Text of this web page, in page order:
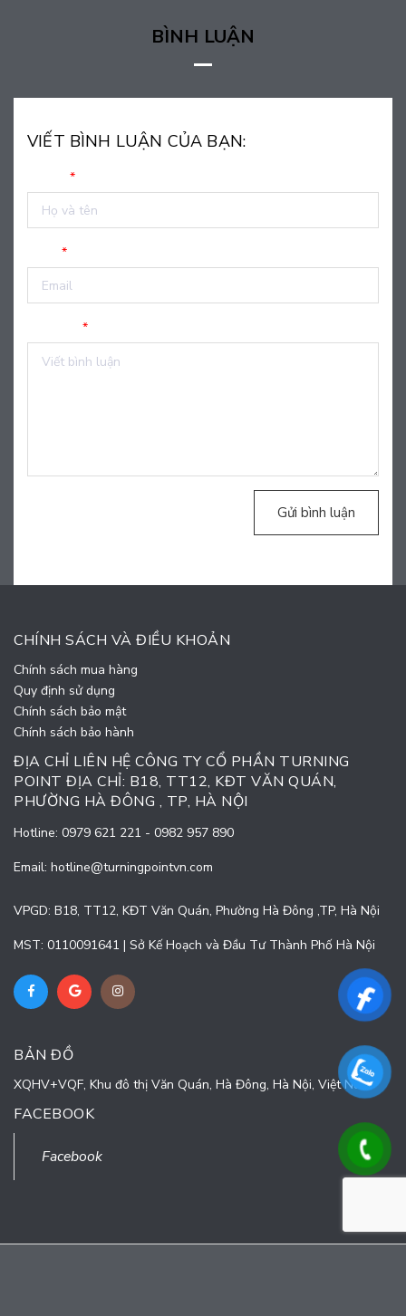
BÌNH LUẬN
VIẾT BÌNH LUẬN CỦA BẠN:
*
*
*
Gửi bình luận
CHÍNH SÁCH VÀ ĐIỀU KHOẢN
Chính sách mua hàng
Quy định sử dụng
Chính sách bảo mật
Chính sách bảo hành
ĐỊA CHỈ LIÊN HỆ CÔNG TY CỔ PHẦN TURNING
POINT ĐỊA CHỈ: B18, TT12, KĐT VĂN QUÁN,
PHƯỜNG HÀ ĐÔNG , TP, HÀ NỘI
Hotline: 0979 621 221 - 0982 957 890
Email: hotline@turningpointvn.com
VPGD: B18, TT12, KĐT Văn Quán, Phường Hà Đông ,TP, Hà Nội
MST: 0110091641 | Sở Kế Hoạch và Đầu Tư Thành Phố Hà Nội
BẢN ĐỒ
XQHV+VQF, Khu đô thị Văn Quán, Hà Đông, Hà Nội, Việt Nam
FACEBOOK
Cung cấp bởi Sapo